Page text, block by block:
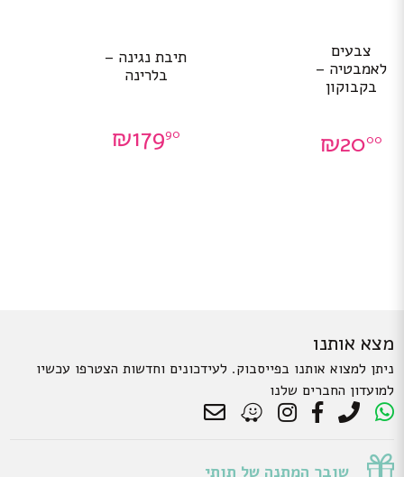
צבעים
לאמבטיה –
בקבוקון
₪2000
תיבת נגינה –
בלרינה
₪17990
מצא אותנו
ניתן למצוא אותנו בפייסבוק. לעידכונים וחדשות הצטרפו עכשיו
למועדון החברים שלנו
שובר המתנה של תותי